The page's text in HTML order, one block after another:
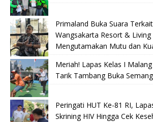
Primaland Buka Suara
Wangsakarta Resort & Living
Mengutamakan Mutu dan
Meriah! Lapas Kelas I
Tarik Tambang Buka
Peringati HUT Ke-81 RI,
Skrining HIV Hingga Cek